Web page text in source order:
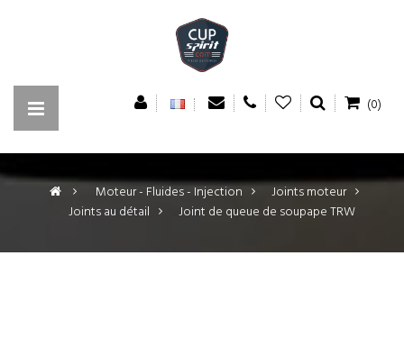
(0)
> Moteur - Fluides - Injection >
Joints moteur
Joints au détail > Joint de queue de soupape TRW